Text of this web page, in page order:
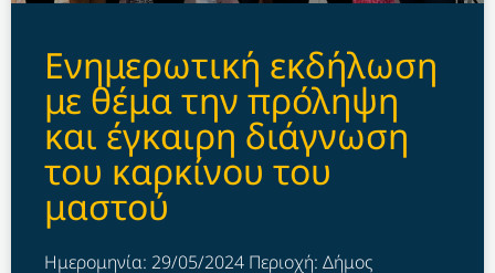
Ενημερωτική εκδήλωση
με θέμα την πρόληψη
και έγκαιρη διάγνωση
του καρκίνου του
μαστού
Ημερομηνία: 29/05/2024 Περιοχή: Δήμος